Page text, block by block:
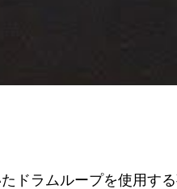
ドラムループを使用す